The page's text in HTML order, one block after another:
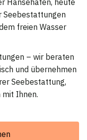
Hansehafen, heute
Seebestattungen
freien Wasser
– wir beraten
und übernehmen
Seebestattung,
mit Ihnen.